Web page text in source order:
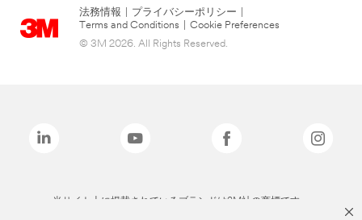
法務情報 プライバシーポリシー
Terms and Conditions
Cookie Preferences
© 3M 2026. All Rights Reserved.
当サイト上に掲載されているブランドは3M社の商標です。